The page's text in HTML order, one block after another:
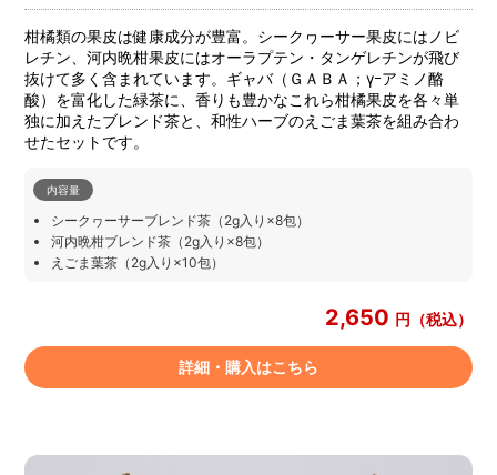
柑橘類の果皮は健康成分が豊富。シークヮーサー果皮にはノビ
レチン、河内晩柑果皮にはオーラプテン・タンゲレチンが飛び
抜けて多く含まれています。ギャバ（ＧＡＢＡ；γｰアミノ酪
酸）を富化した緑茶に、香りも豊かなこれら柑橘果皮を各々単
独に加えたブレンド茶と、和性ハーブのえごま葉茶を組み合わ
せたセットです。
内容量
シークヮーサーブレンド茶（2g入り×8包）
河内晩柑ブレンド茶（2g入り×8包）
えごま葉茶（2g入り×10包）
2,650 円（税込）
詳細・購入はこちら